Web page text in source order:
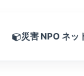
災害 NPO ネッ